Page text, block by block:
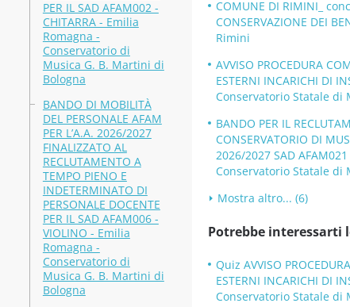
PER IL SAD AFAM002 -
CHITARRA - Emilia
Romagna -
Conservatorio di
Musica G. B. Martini di
Bologna
BANDO DI MOBILITÀ
DEL PERSONALE AFAM
PER L’A.A. 2026/2027
FINALIZZATO AL
RECLUTAMENTO A
TEMPO PIENO E
INDETERMINATO DI
PERSONALE DOCENTE
PER IL SAD AFAM006 -
VIOLINO - Emilia
Romagna -
Conservatorio di
Musica G. B. Martini di
Bologna
COMUNE DI RIMINI_
CONSERVAZIONE DEI
Rimini
AVVISO PROCEDURA
ESTERNI INCARICHI DI
Conservatorio Statale di
BANDO PER IL
CONSERVATORIO DI
2026/2027 SAD
Conservatorio Statale di
Mostra altro... (6)
Potrebbe interessarti
Quiz AVVISO
ESTERNI INCARICHI DI
Conservatorio Statale di